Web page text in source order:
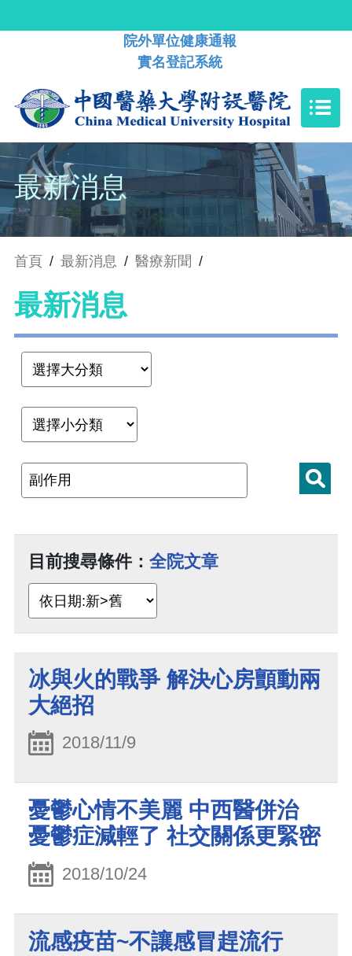
院外單位健康通報
實名登記系統
最新消息
首頁 / 最新消息 / 醫療新聞 /
最新消息
目前搜尋條件： 全院文章
冰與火的戰爭 解決心房顫動兩
大絕招
2018/11/9
憂鬱心情不美麗 中西醫併治
憂鬱症減輕了 社交關係更緊密
2018/10/24
流感疫苗~不讓感冒趕流行